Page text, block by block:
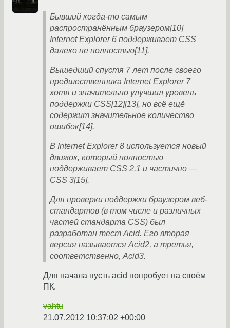
Бывший когда-то самым
распространённым браузером[10]
Internet Explorer 6 поддерживает CSS
далеко не полностью[11].
Вышедший спустя 7 лет после своего
предшественника Internet Explorer 7
хотя и значительно улучшил уровень
поддержки CSS[12][13], но всё ещё
содержит значительное количество
ошибок[14].
В Internet Explorer 8 используется новый
движок, который полностью
поддерживает CSS 2.1 и частично —
CSS 3[15].
Для проверки поддержки браузером веб-
стандартов (в том числе и различных
частей стандарта CSS) был
разработан тест Acid. Его вторая
версия называется Acid2, а третья,
соответственно, Acid3.
Для начала пусть acid попробует на своём
ПК.
vahtu
21.07.2012 10:37:02 +00:00